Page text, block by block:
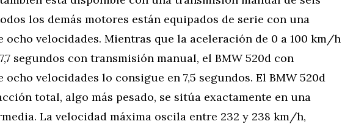
los demás motores están equipados de serie con una
ocho velocidades. Mientras que la aceleración de 0 a 100 km/h
segundos con transmisión manual, el BMW 520d con
ocho velocidades lo consigue en 7,5 segundos. El BMW 520d
total, algo más pesado, se sitúa exactamente en una
La velocidad máxima oscila entre 232 y 238 km/h,